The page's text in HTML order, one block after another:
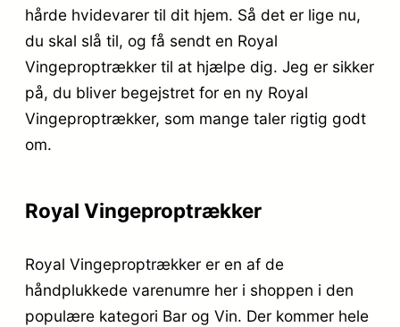
hårde hvidevarer til dit hjem. Så det er lige nu,
du skal slå til, og få sendt en Royal
Vingeproptrækker til at hjælpe dig. Jeg er sikker
på, du bliver begejstret for en ny Royal
Vingeproptrækker, som mange taler rigtig godt
om.
Royal Vingeproptrækker
Royal Vingeproptrækker er en af de
håndplukkede varenumre her i shoppen i den
populære kategori Bar og Vin. Der kommer hele